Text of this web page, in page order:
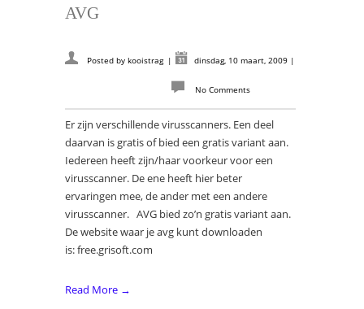
AVG
Posted by kooistrag | dinsdag, 10 maart, 2009 |
No Comments
Er zijn verschillende virusscanners. Een deel
daarvan is gratis of bied een gratis variant aan.
Iedereen heeft zijn/haar voorkeur voor een
virusscanner. De ene heeft hier beter
ervaringen mee, de ander met een andere
virusscanner. AVG bied zo’n gratis variant aan.
De website waar je avg kunt downloaden
is: free.grisoft.com
Read More →